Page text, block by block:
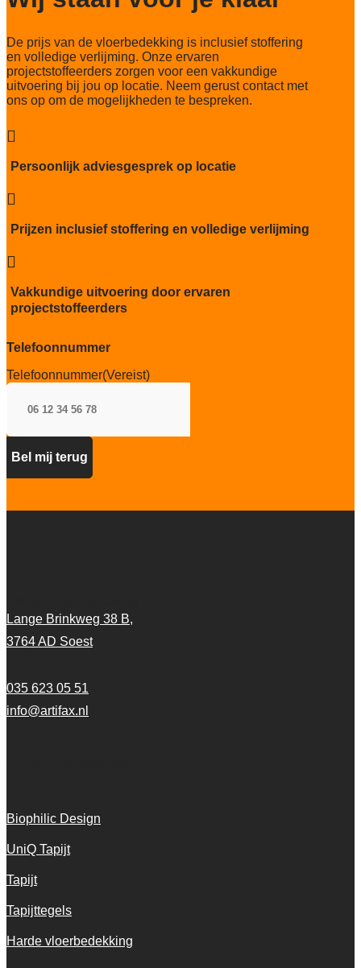
klasse 33 LC 1+ Rolstoel A
Thermische weerstand
0,17 m²C° / W
Brandwerend
Bfl-S1
Project gebruik
sterk
De prijs van de vloerbedekking is inclusief stoffering
en volledige verlijming. Onze ervaren
projectstoffeerders zorgen voor een vakkundige
uitvoering bij jou op locatie. Neem gerust contact met
ons op om de mogelijkheden te bespreken.

Persoonlijk adviesgesprek op locatie

Prijzen inclusief stoffering en volledige verlijming

Vakkundige uitvoering door ervaren
projectstoffeerders
Telefoonnummer
Telefoonnummer(Vereist)
Lange Brinkweg 38 B,
3764 AD Soest
035 623 05 51
info@artifax.nl
Biophilic Design
UniQ Tapijt
Tapijt
Tapijttegels
Harde vloerbedekking